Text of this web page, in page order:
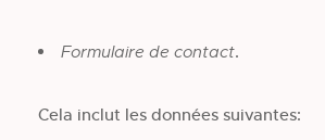
Formulaire de contact.
Cela inclut les données suivantes: